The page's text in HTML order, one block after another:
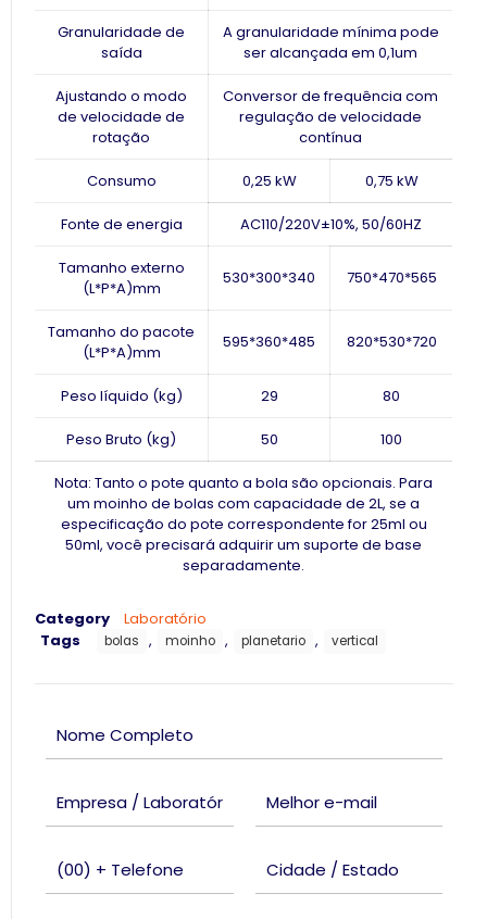
Granularidade de
saída
A granularidade mínima pode
ser alcançada em 0,1um
Ajustando o modo
de velocidade de
rotação
Conversor de frequência com
regulação de velocidade
contínua
Consumo 0,25 kW 0,75 kW
Fonte de energia AC110/220V±10%, 50/60HZ
Tamanho externo
(L*P*A)mm
530*300*340 750*470*565
Tamanho do pacote
(L*P*A)mm
595*360*485 820*530*720
Peso líquido (kg) 29 80
Peso Bruto (kg) 50 100
Nota: Tanto o pote quanto a bola são opcionais. Para
um moinho de bolas com capacidade de 2L, se a
especificação do pote correspondente for 25ml ou
50ml, você precisará adquirir um suporte de base
separadamente.
Category
Laboratório
Tags
bolas , moinho , planetario , vertical